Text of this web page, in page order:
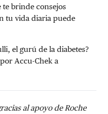
brinde consejos
tu vida diaria puede
el gurú de la diabetes?
Accu-Chek a
al apoyo de Roche